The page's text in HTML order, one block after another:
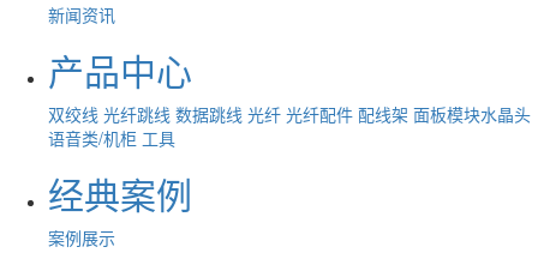
新闻资讯
产品中心
双绞线 光纤跳线 数据跳线 光纤 光纤配件 配线架 面板模块水晶头
语音类/机柜 工具
经典案例
案例展示